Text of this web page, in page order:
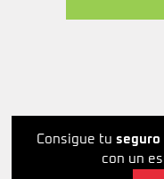
Consigue tu seguro
con un